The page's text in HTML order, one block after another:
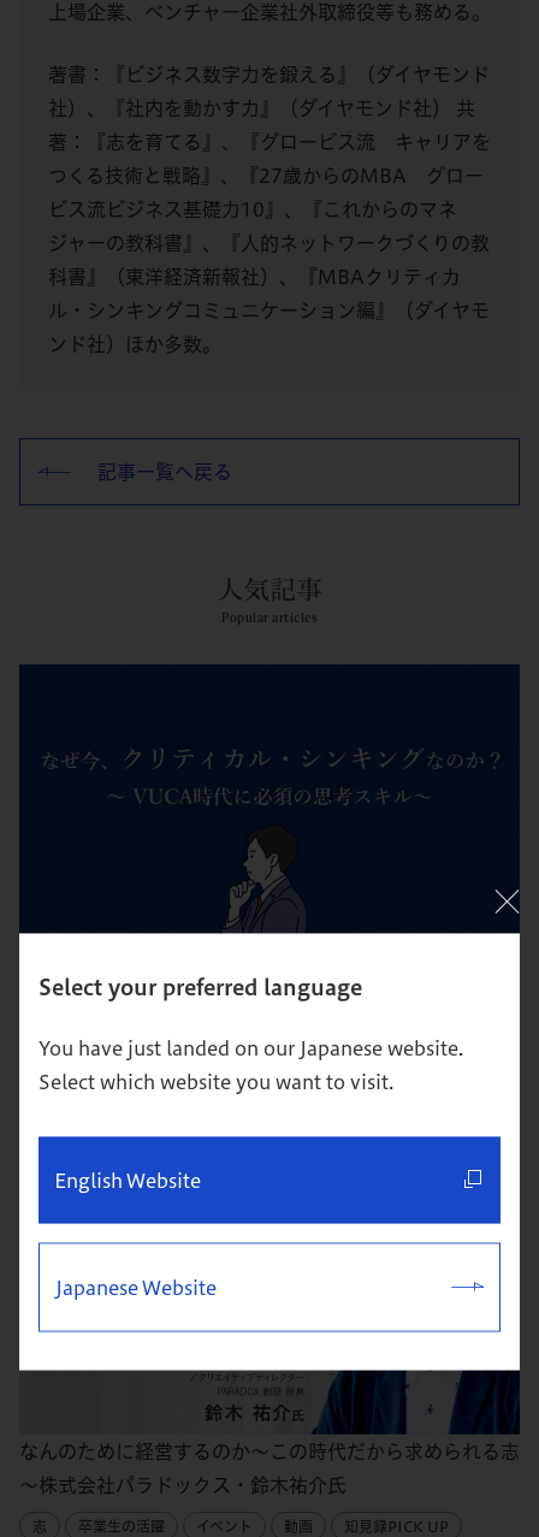
Select your preferred language
You have just landed on our Japanese website.
Select which website you want to visit.
English Website
Japanese Website
上場企業、ベンチャー企業社外取締役等も務める。
著書：『ビジネス数字力を鍛える』（ダイヤモンド
社）、『社内を動かす力』（ダイヤモンド社） 共
著：『志を育てる』、『グロービス流 キャリアを
つくる技術と戦略』、『27歳からのMBA グロー
ビス流ビジネス基礎力10』、『これからのマネ
ジャーの教科書』、『人的ネットワークづくりの教
科書』（東洋経済新報社）、『MBAクリティカ
ル・シンキングコミュニケーション編』（ダイヤモ
ンド社）ほか多数。
記事一覧へ戻る
人気記事
Popular articles
【超図解】クリティカル・シンキングとは？身につける方
思考 キャリア
なんのために経営するのか～この時代だから求められる志
～株式会社パラドックス・鈴木祐介氏
志 卒業生の活躍 イベント 動画 知見録PICK UP